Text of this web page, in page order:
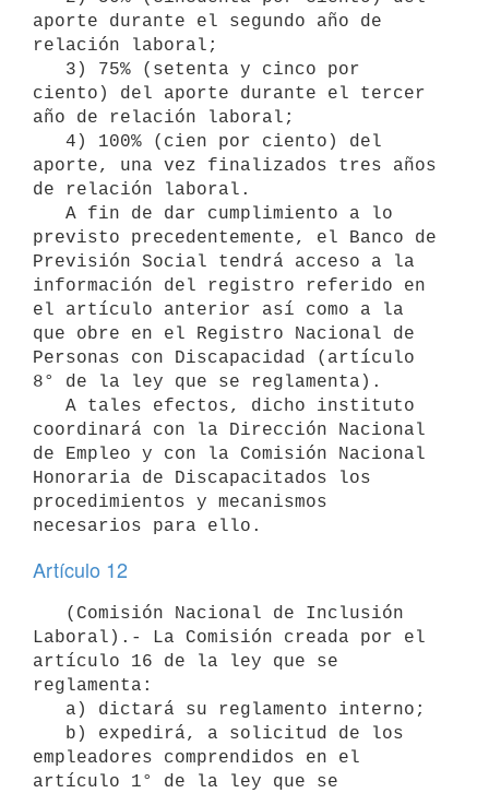
aporte durante el segundo año de
relación laboral;
ciento) del aporte durante el tercer
año de relación laboral;
aporte, una vez finalizados tres años
de relación laboral.
previsto precedentemente, el Banco de
Previsión Social tendrá acceso a la
información del registro referido en
el artículo anterior así como a la
que obre en el Registro Nacional de
Personas con Discapacidad (artículo
8° de la ley que se reglamenta).
coordinará con la Dirección Nacional
de Empleo y con la Comisión Nacional
Honoraria de Discapacitados los
procedimientos y mecanismos
Artículo 12
Laboral).- La Comisión creada por el
artículo 16 de la ley que se
reglamenta:
empleadores comprendidos en el
artículo 1° de la ley que se